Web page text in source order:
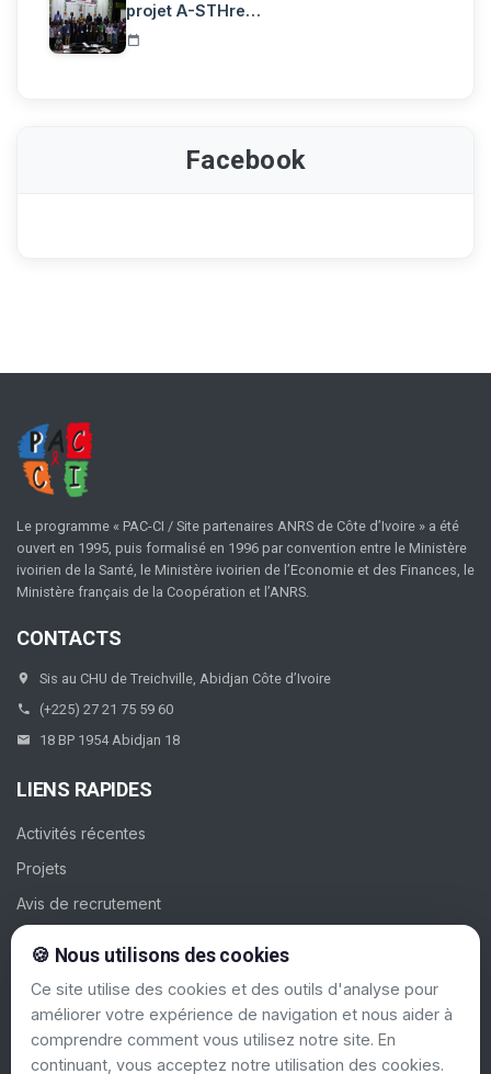
projet A-STHre…
Facebook
Le programme « PAC-CI / Site partenaires ANRS de Côte d’Ivoire » a été
ouvert en 1995, puis formalisé en 1996 par convention entre le Ministère
ivoirien de la Santé, le Ministère ivoirien de l’Economie et des Finances, le
Ministère français de la Coopération et l’ANRS.
CONTACTS
Sis au CHU de Treichville, Abidjan Côte d’Ivoire
(+225) 27 21 75 59 60
18 BP 1954 Abidjan 18
LIENS RAPIDES
Activités récentes
Projets
Avis de recrutement
SUIVEZ-NOUS
🍪 Nous utilisons des cookies
Ce site utilise des cookies et des outils d'analyse pour
améliorer votre expérience de navigation et nous aider à
comprendre comment vous utilisez notre site. En
continuant, vous acceptez notre utilisation des cookies.